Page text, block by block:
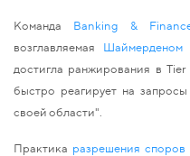
Команда Banking &
возглавляемая Шаймерденом
достигла ранжирования вTier
быстро реагирует на
своей области".
Практика разрешения споров